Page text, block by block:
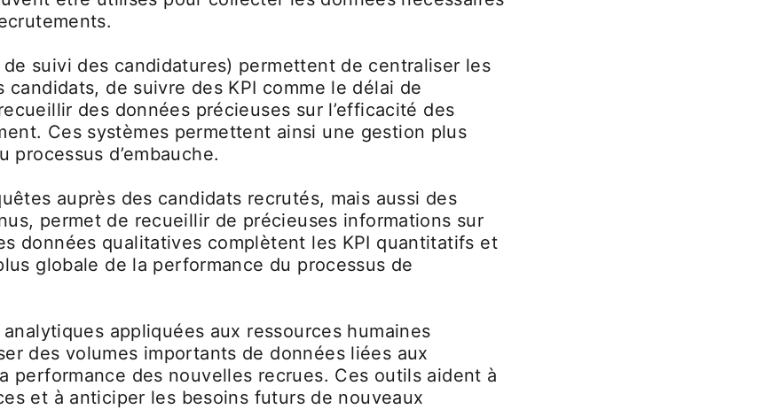
de suivi des candidatures) permettent de centraliser les
candidats, de suivre des KPI comme le délai de
des données précieuses sur l’efficacité des
Ces systèmes permettent ainsi une gestion plus
d’embauche.
auprès des candidats recrutés, mais aussi des
permet de recueillir de précieuses informations sur
données qualitatives complètent les KPI quantitatifs et
globale de la performance du processus de
appliquées aux ressources humaines
des volumes importants de données liées aux
performance des nouvelles recrues. Ces outils aident à
et à anticiper les besoins futurs de nouveaux